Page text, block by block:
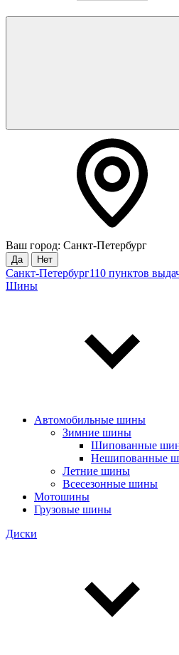
Ваш город: Санкт-Петербург
Да Нет
Санкт-Петербург110 пунктов
Шины
Автомобильные шины
Зимние шины
Шипованные
Нешипованные
Летние шины
Всесезонные шины
Мотошины
Грузовые шины
Диски